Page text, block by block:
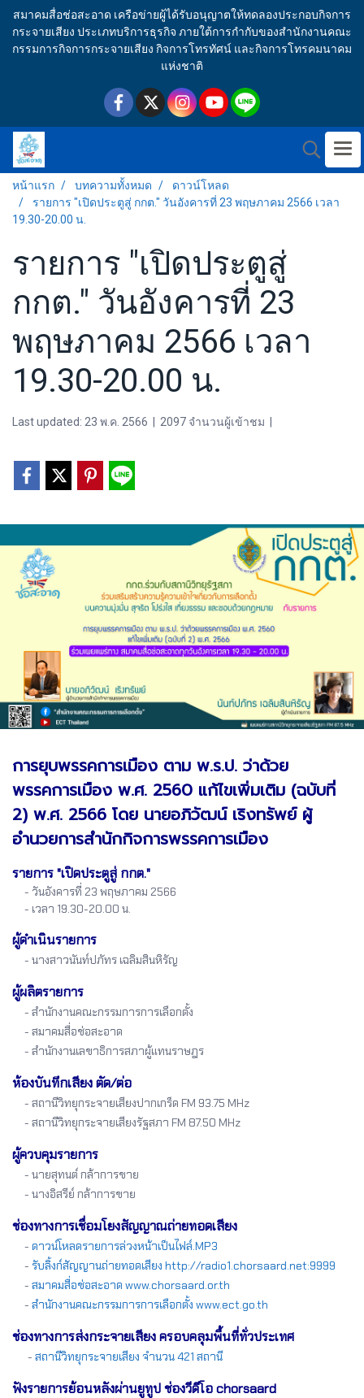
สมาคมสื่อช่อสะอาด เครือข่ายผู้ได้รับอนุญาตให้ทดลองประกอบกิจการ
กระจายเสียง ประเภทบริการธุรกิจ ภายใต้การกำกับของสำนักงานคณะ
กรรมการกิจการกระจายเสียง กิจการโทรทัศน์ และกิจการโทรคมนาคม
แห่งชาติ
หน้าแรก บทความทั้งหมด
ดาวน์โหลด
รายการ "เปิดประตูสู่ กกต." วันอังคารที่ 23 พฤษภาคม 2566 เวลา
19.30-20.00 น.
รายการ "เปิดประตูสู่
กกต." วันอังคารที่ 23
พฤษภาคม 2566 เวลา
19.30-20.00 น.
Last updated: 23 พ.ค. 2566 2097 จำนวนผู้เข้าชม
การยุบพรรคการเมือง ตาม พ.ร.ป. ว่าด้วย
พรรคการเมือง พ.ศ. 2560 แก้ไขเพิ่มเติม (ฉบับที่
2) พ.ศ. 2566 โดย นายอภิวัฒน์ เริงทรัพย์ ผู้
อำนวยการสำนักกิจการพรรคการเมือง
รายการ "เปิดประตูสู่ กกต."
- วันอังคารที่ 23 พฤษภาคม 2566
- เวลา 19.30-20.00 น.
ผู้ดำเนินรายการ
- นางสาวนันท์ปภัทร เฉลิมสินหิรัญ
ผู้ผลิตรายการ
- สำนักงานคณะกรรมการการเลือกตั้ง
- สมาคมสื่อช่อสะอาด
- สำนักงานเลขาธิการสภาผู้แทนราษฎร
ห้องบันทึกเสียง ตัด/ต่อ
- สถานีวิทยุกระจายเสียงปากเกร็ด FM 93.75 MHz
- สถานีวิทยุกระจายเสียงรัฐสภา FM 87.50 MHz
ผู้ควบคุมรายการ
- นายสุทนต์ กล้าการขาย
- นางอิสรีย์ กล้าการขาย
ช่องทางการเชื่อมโยงสัญญาณถ่ายทอดเสียง
- ดาวน์โหลดรายการล่วงหน้าเป็นไฟล์.MP3
- รับลิ้งก์สัญญานถ่ายทอดเสียง http://radio1.chorsaard.net:9999
- สมาคมสื่อช่อสะอาด www.chorsaard.or.th
- สำนักงานคณะกรรมการการเลือกตั้ง www.ect.go.th
ช่องทางการส่งกระจายเสียง ครอบคลุมพื้นที่ทั่วประเทศ
- สถานีวิทยุกระจายเสียง จำนวน 421 สถานี
ฟังรายการย้อนหลังผ่านยูทูป ช่องวีดีโอ chorsaard